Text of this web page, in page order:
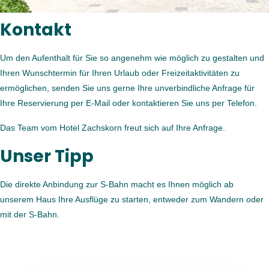
Kontakt
Um den Aufenthalt für Sie so angenehm wie möglich zu gestalten und
Ihren Wunschtermin für Ihren Urlaub oder Freizeitaktivitäten zu
ermöglichen, senden Sie uns gerne Ihre unverbindliche Anfrage für
Ihre Reservierung per E-Mail oder kontaktieren Sie uns per Telefon.
Das Team vom Hotel Zachskorn freut sich auf Ihre Anfrage.
Unser Tipp
Die direkte Anbindung zur S-Bahn macht es Ihnen möglich ab
unserem Haus Ihre Ausflüge zu starten, entweder zum Wandern oder
mit der S-Bahn.